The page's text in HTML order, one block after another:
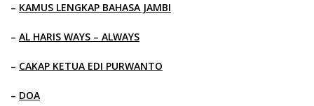
– KAMUS LENGKAP BAHASA JAMBI
– AL HARIS WAYS – ALWAYS
– CAKAP KETUA EDI PURWANTO
– DOA